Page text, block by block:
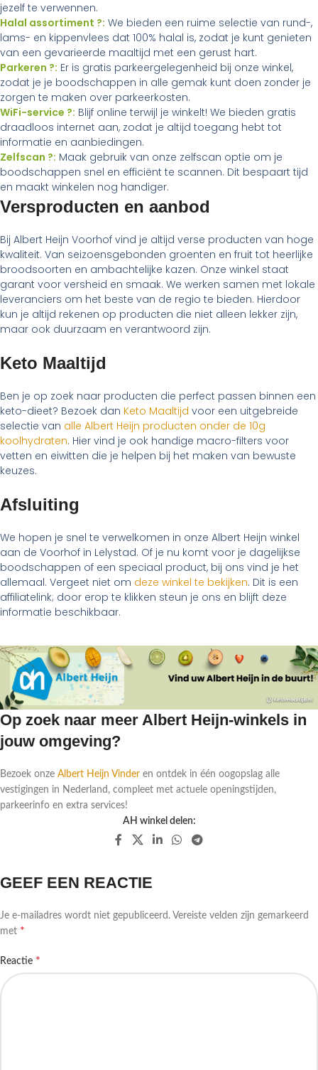
jezelf te verwennen.
Halal assortiment ?: We bieden een ruime selectie van rund-,
lams- en kippenvlees dat 100% halal is, zodat je kunt genieten
van een gevarieerde maaltijd met een gerust hart.
Parkeren ?: Er is gratis parkeergelegenheid bij onze winkel,
zodat je je boodschappen in alle gemak kunt doen zonder je
zorgen te maken over parkeerkosten.
WiFi-service ?: Blijf online terwijl je winkelt! We bieden gratis
draadloos internet aan, zodat je altijd toegang hebt tot
informatie en aanbiedingen.
Zelfscan ?: Maak gebruik van onze zelfscan optie om je
boodschappen snel en efficiënt te scannen. Dit bespaart tijd
en maakt winkelen nog handiger.
Versproducten en aanbod
Bij Albert Heijn Voorhof vind je altijd verse producten van hoge
kwaliteit. Van seizoensgebonden groenten en fruit tot heerlijke
broodsoorten en ambachtelijke kazen. Onze winkel staat
garant voor versheid en smaak. We werken samen met lokale
leveranciers om het beste van de regio te bieden. Hierdoor
kun je altijd rekenen op producten die niet alleen lekker zijn,
maar ook duurzaam en verantwoord zijn.
Keto Maaltijd
Ben je op zoek naar producten die perfect passen binnen een
keto-dieet? Bezoek dan Keto Maaltijd voor een uitgebreide
selectie van alle Albert Heijn producten onder de 10g
koolhydraten. Hier vind je ook handige macro-filters voor
vetten en eiwitten die je helpen bij het maken van bewuste
keuzes.
Afsluiting
We hopen je snel te verwelkomen in onze Albert Heijn winkel
aan de Voorhof in Lelystad. Of je nu komt voor je dagelijkse
boodschappen of een speciaal product, bij ons vind je het
allemaal. Vergeet niet om deze winkel te bekijken. Dit is een
affiliatelink; door erop te klikken steun je ons en blijft deze
informatie beschikbaar.
Op zoek naar meer Albert Heijn-winkels in
jouw omgeving?
Bezoek onze Albert Heijn Vinder en ontdek in één oogopslag alle
vestigingen in Nederland, compleet met actuele openingstijden,
parkeerinfo en extra services!
AH winkel delen:
GEEF EEN REACTIE
Je e-mailadres wordt niet gepubliceerd. Vereiste velden zijn gemarkeerd
met *
Reactie *